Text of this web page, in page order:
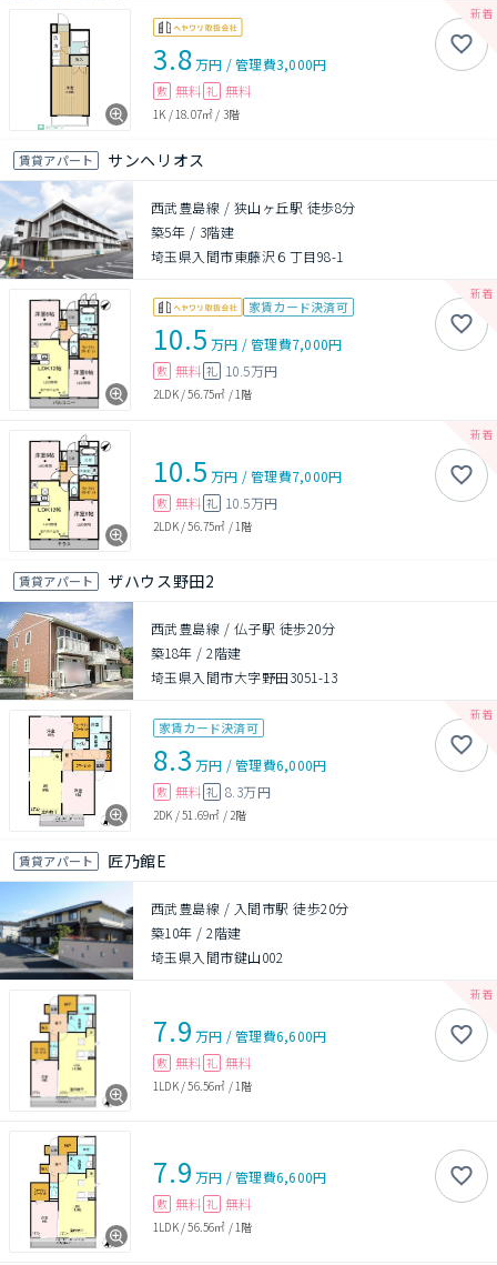
3.8万円 /管理費3,000円
敷 無料 礼 無料
1K /18.07㎡ / 3階
賃貸アパート サンヘリオス
西武豊島線 / 狭山ヶ丘駅 徒歩8分
築5年 / 3階建
埼玉県入間市東藤沢６丁目98-1
家賃カード決済可
10.5 万円 /管理費7,000円
敷 無料 礼 10.5万円
2LDK/56.75㎡ /1階
10.5 万円 /管理費7,000円
敷 無料 礼 10.5万円
2LDK/56.75㎡ / 1階
賃貸アパート ザハウス野田2
西武豊島線 / 仏子駅 徒歩20分
築18年 /2階建
埼玉県入間市大字野田3051-13
家賃カード決済可
8.3 万円 /管理費6,000円
敷 無料 礼 8.3万円
2DK /51.69㎡ /2階
賃貸アパート 匠乃館E
西武豊島線 / 入間市駅 徒歩20分
築10年 /2階建
埼玉県入間市鍵山002
7.9 万円 /管理費6,600円
敷 無料 礼 無料
1LDK/56.56㎡ / 1階
7.9 万円 /管理費6,600円
敷 無料 礼 無料
1LDK/56.56㎡ / 1階